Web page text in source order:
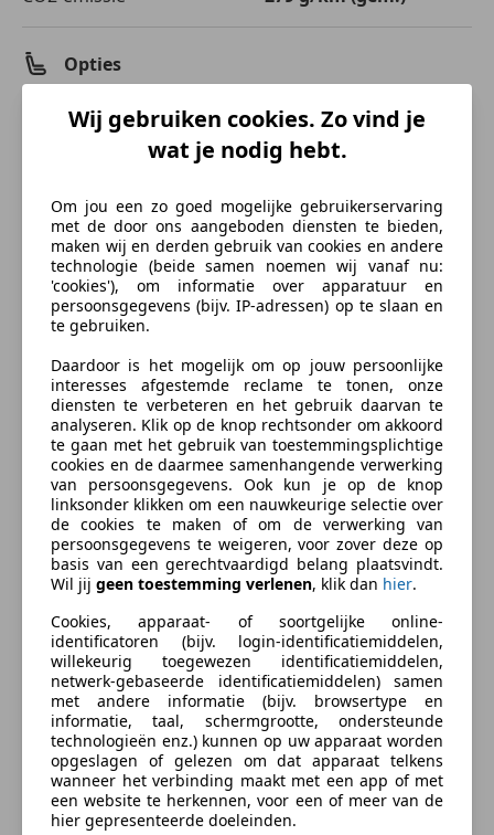
Opties
Comfort en gemak
Airconditioning
Automatische klimaatregeling
Cruise control
Elektrisch verstelbare buitenspiegels
Elektrische ramen
Elektrische stoelverstelling
Getinte ramen
Lederen bekleding
Lederen stuurwiel
Lichtsensor
Multifunctioneel stuurwiel
Navigatiesysteem
Parkeerhulp
Parkeerhulp achter
Regensensor
Stoelverwarming
Entertainment en Media
Boordcomputer
CD
Radio
Veiligheid en beveiliging
ABS
Achter airbag
Kleur
Zwart
Oorspronkelijke kleur
Zwart metallic
Soort lak
Metallic
Materiaal
Leder
Beschrijving
Deze auto is zojuist door ons ingeruild.
Een uitgebreide, eigen, fotoreportage inclusief
omschrijving volgt spoedig.
Bedrijfsinformatie
Alle genoemde prijzen zijn rijklare prijzen inclusief
een nieuwe APK keuring. Wij hanteren GEEN
afleveringskosten. Bovendien staan wij in voor de
juistheid van de vermelde bouwjaren en
kilometerstanden.
Levenslang gratis apk op alle bij ons gekochte en
onderhouden auto's!
meer
Zakelijk leasen
Wij gebruiken cookies. Zo vind je
wat je nodig hebt.
Om jou een zo goed mogelijke gebruikerservaring
met de door ons aangeboden diensten te bieden,
maken wij en derden gebruik van cookies en andere
technologie (beide samen noemen wij vanaf nu:
'cookies'), om informatie over apparatuur en
persoonsgegevens (bijv. IP-adressen) op te slaan en
te gebruiken.
Daardoor is het mogelijk om op jouw persoonlijke
interesses afgestemde reclame te tonen, onze
diensten te verbeteren en het gebruik daarvan te
analyseren. Klik op de knop rechtsonder om akkoord
te gaan met het gebruik van toestemmingsplichtige
cookies en de daarmee samenhangende verwerking
van persoonsgegevens. Ook kun je op de knop
linksonder klikken om een nauwkeurige selectie over
de cookies te maken of om de verwerking van
persoonsgegevens te weigeren, voor zover deze op
basis van een gerechtvaardigd belang plaatsvindt.
Wil jij geen toestemming verlenen, klik dan hier.
Cookies, apparaat- of soortgelijke online-
identificatoren (bijv. login-identificatiemiddelen,
willekeurig toegewezen identificatiemiddelen,
netwerk-gebaseerde identificatiemiddelen) samen
met andere informatie (bijv. browsertype en
informatie, taal, schermgrootte, ondersteunde
technologieën enz.) kunnen op uw apparaat worden
opgeslagen of gelezen om dat apparaat telkens
wanneer het verbinding maakt met een app of met
een website te herkennen, voor een of meer van de
hier gepresenteerde doeleinden.